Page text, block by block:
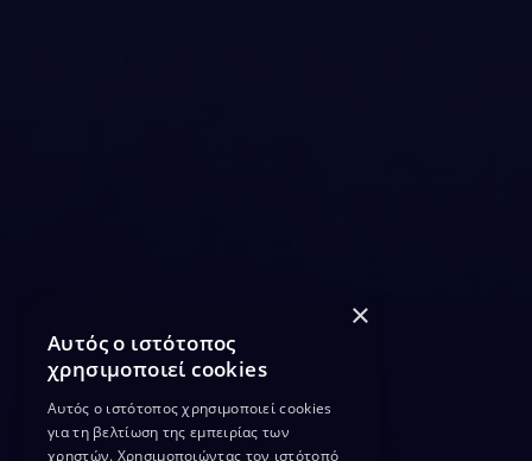
×
Αυτός ο ιστότοπος
χρησιμοποιεί cookies
Αυτός ο ιστότοπος χρησιμοποιεί cookies
για τη βελτίωση της εμπειρίας των
χρηστών. Χρησιμοποιώντας τον ιστότοπό